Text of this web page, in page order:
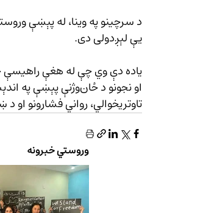
د سرچینو په وینا، له پېښې
یې لېږدولی دی.
یاده دې وي چې له هغې راهیسې
او نجونو د
تاوتریخوالي، رواني فشارونو او
وروستي خبرونه